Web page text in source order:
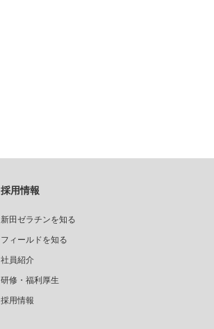
採用情報
新田ゼラチンを知る
フィールドを知る
社員紹介
研修・福利厚生
採用情報